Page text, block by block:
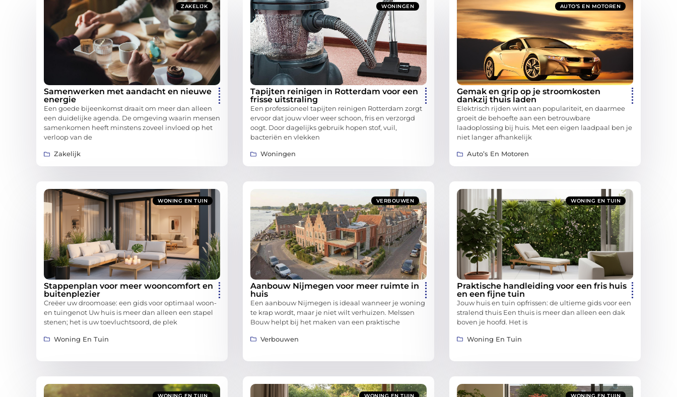
ZAKELIJK
Samenwerken met aandacht en nieuwe
energie
Een goede bijeenkomst draait om meer dan alleen
een duidelijke agenda. De omgeving waarin mensen
samenkomen heeft minstens zoveel invloed op het
verloop van de
Zakelijk
WONINGEN
Tapijten reinigen in Rotterdam voor een
frisse uitstraling
Een professioneel tapijten reinigen Rotterdam zorgt
ervoor dat jouw vloer weer schoon, fris en verzorgd
oogt. Door dagelijks gebruik hopen stof, vuil,
bacteriën en vlekken
Woningen
AUTO’S EN MOTOREN
Gemak en grip op je stroomkosten
dankzij thuis laden
Elektrisch rijden wint aan populariteit, en daarmee
groeit de behoefte aan een betrouwbare
laadoplossing bij huis. Met een eigen laadpaal ben je
niet langer afhankelijk
Auto’s En Motoren
WONING EN TUIN
Stappenplan voor meer wooncomfort en
buitenplezier
Creëer uw droomoase: een gids voor optimaal woon-
en tuingenot Uw huis is meer dan alleen een stapel
stenen; het is uw toevluchtsoord, de plek
Woning En Tuin
VERBOUWEN
Aanbouw Nijmegen voor meer ruimte in
huis
Een aanbouw Nijmegen is ideaal wanneer je woning
te krap wordt, maar je niet wilt verhuizen. Melssen
Bouw helpt bij het maken van een praktische
Verbouwen
WONING EN TUIN
Praktische handleiding voor een fris huis
en een fijne tuin
Jouw huis en tuin opfrissen: de ultieme gids voor een
stralend thuis Een thuis is meer dan alleen een dak
boven je hoofd. Het is
Woning En Tuin
WONING EN TUIN WONING EN TUIN WONING EN TUIN